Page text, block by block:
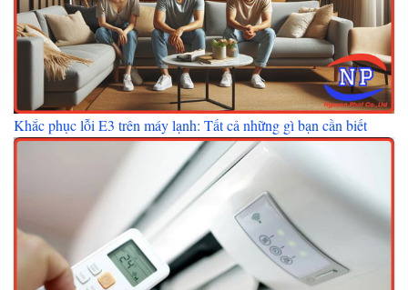
Khắc phục lỗi E3 trên máy lạnh: Tất cả những gì bạn cần biết